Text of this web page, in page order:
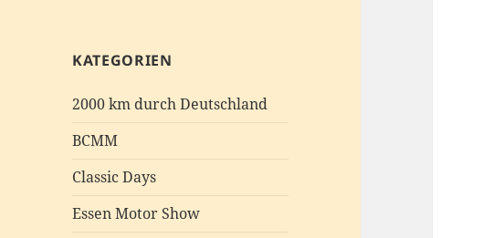
KATEGORIEN
2000 km durch Deutschland
BCMM
Classic Days
Essen Motor Show